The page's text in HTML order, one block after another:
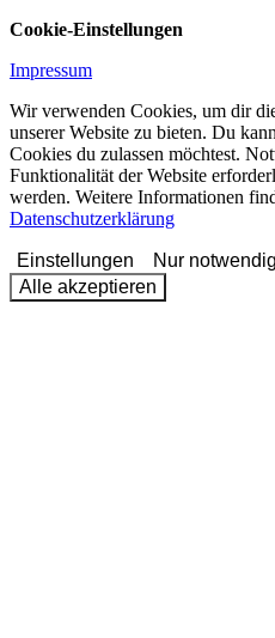
Cookie-Einstellungen
Impressum
Wir verwenden Cookies, um dir
unserer Website zu bieten. Du
Cookies du zulassen möchtest.
Funktionalität der Website
werden. Weitere Informationen
Datenschutzerklärung
Einstellungen
Nur
Alle akzeptieren